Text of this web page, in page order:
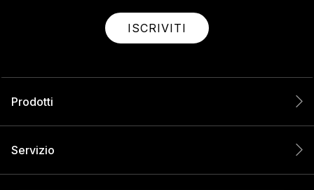
ISCRIVITI
Prodotti
Servizio